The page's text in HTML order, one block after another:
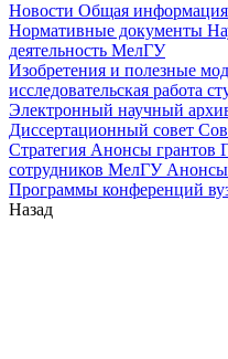
Новости Общая информация
Нормативные документы
деятельность МелГУ
Изобретения и полезные
исследовательская работа
Электронный научный
Диссертационный совет
Стратегия Анонсы грантов
сотрудников МелГУАнонсы
Программы конференций
Назад